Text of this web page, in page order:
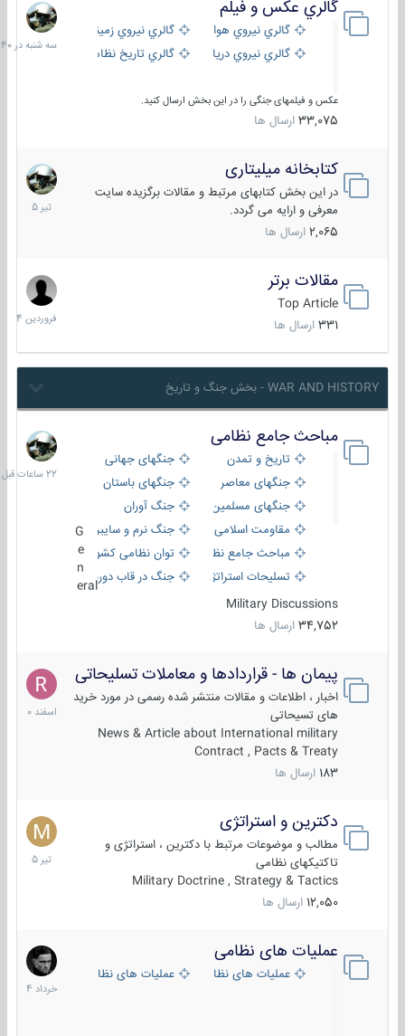
گالري عكس و فيلم
گالري نيروي هوايي
گالري نيروي زميني
گالري نيروي دريايي
گالري تاریخ نظامی
عکس و فیلمهای جنگی را در این بخش ارسال کنید.
33,075 ارسال ها
سه
شنبه
در
کتابخانه میلیتاری
در این بخش کتابهای مرتبط و مقالات برگزیده سایت
معرفی و ارایه می گردد.
2,065 ارسال ها
16
تیر
1405
مقالات برتر
Top Article
331 ارسال ها
29
فروردین
1404
WAR AND HISTORY - بخش جنگ و تاریخ
مباحث جامع نظامی
تاریخ و تمدن
جنگهای جهانی
جنگهای معاصر
جنگهای باستان
جنگهای مسلمین
جنگ آوران
مقاومت اسلامی
جنگ نرم و سایبری
مباحث جامع نظامی
توان نظامی کشورها
تسلیحات استراتژیک
جنگ در قاب دوربین
eral
Military Discussions
34,752 ارسال ها
22
ساعات
قبل
پیمان ها - قراردادها و معاملات تسلیحاتی
اخبار ، اطلاعات و مقالات منتشر شده رسمی در مورد خرید
های تسیحاتی
News & Article about International military
Contract , Pacts & Treaty
183 ارسال ها
7
اسفند
1400
دکترین و استراتژی
مطالب و موضوعات مرتبط با دکترین ، استراتژی و
تاکتیکهای نظامی
Military Doctrine , Strategy & Tactics
12,050 ارسال ها
27
تیر
1405
عملیات های نظامی
عملیات های نظامی ایرانعملیات های نظامی خارجی
5
خرداد
1404